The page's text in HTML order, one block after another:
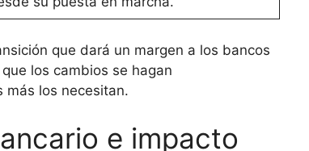
que dará un margen a los bancos
los cambios se hagan
más los necesitan.
e impacto